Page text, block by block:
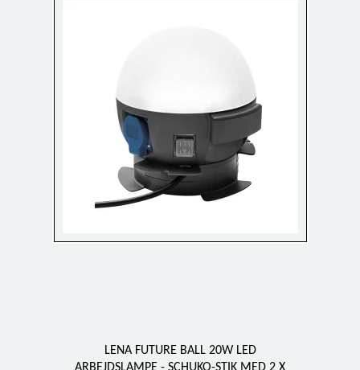
LENA FUTURE BALL 20W LED
ARBEJDSLAMPE - SCHUKO-STIK MED 2 X